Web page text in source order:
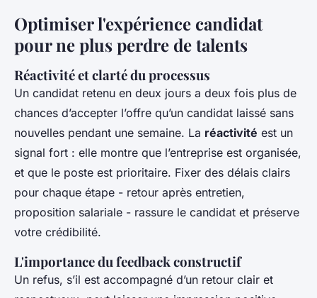
Optimiser l'expérience candidat
pour ne plus perdre de talents
Réactivité et clarté du processus
Un candidat retenu en deux jours a deux fois plus de
chances d’accepter l’offre qu’un candidat laissé sans
nouvelles pendant une semaine. La réactivité est un
signal fort : elle montre que l’entreprise est organisée,
et que le poste est prioritaire. Fixer des délais clairs
pour chaque étape - retour après entretien,
proposition salariale - rassure le candidat et préserve
votre crédibilité.
L'importance du feedback constructif
Un refus, s’il est accompagné d’un retour clair et